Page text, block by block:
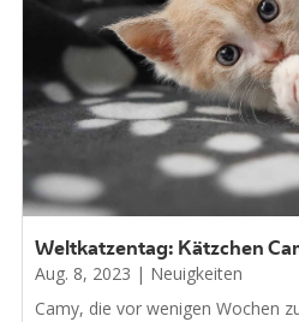
Weltkatzentag: Kätzchen
Aug. 8, 2023 | Neuigkeiten
Camy, die vor wenigen Wochen